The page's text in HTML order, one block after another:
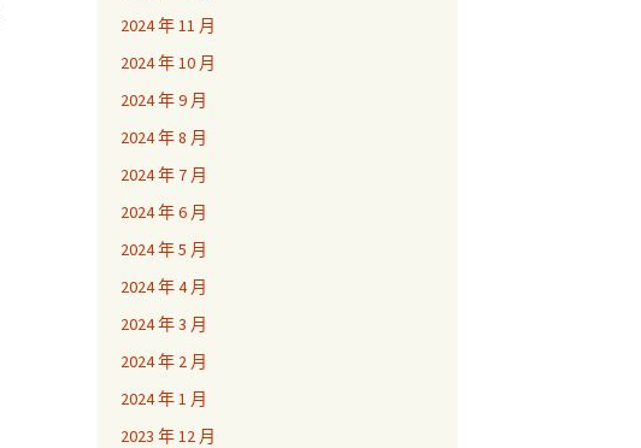
2024 年 11 月
2024 年 10 月
2024 年 9 月
2024 年 8 月
2024 年 7 月
2024 年 6 月
2024 年 5 月
2024 年 4 月
2024 年 3 月
2024 年 2 月
2024 年 1 月
2023 年 12 月